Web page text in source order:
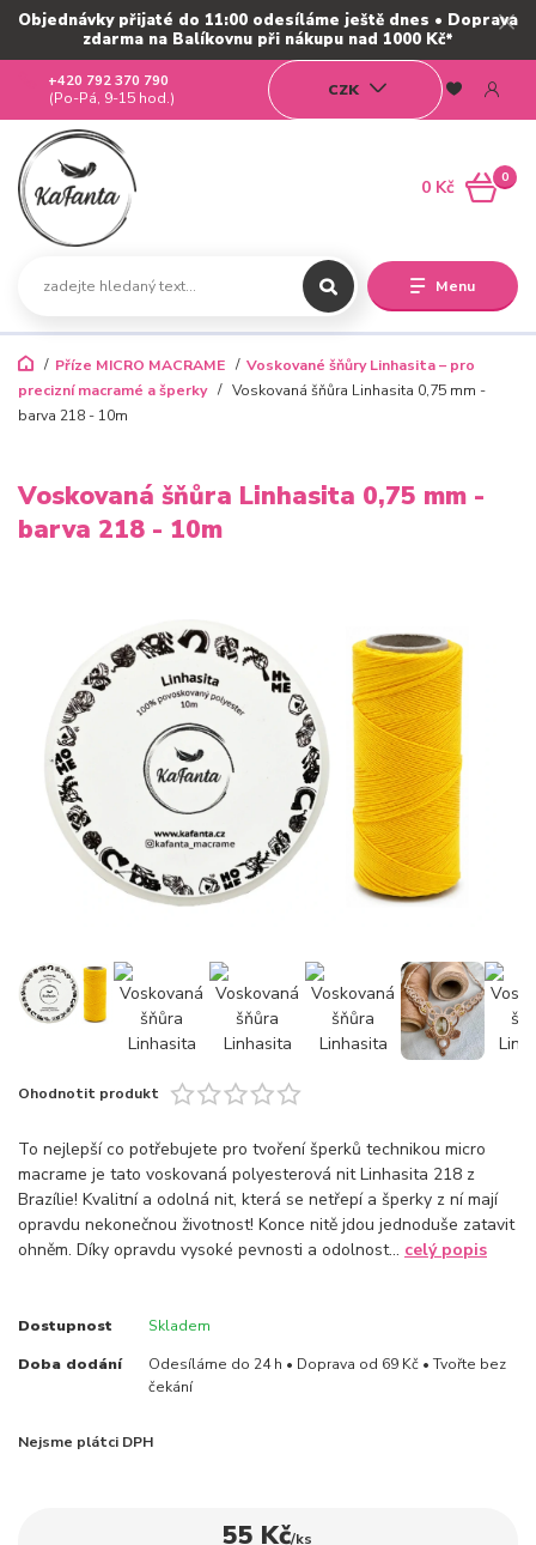
Objednávky přijaté do 11:00 odesíláme ještě dnes • Doprava
zdarma na Balíkovnu při nákupu nad 1000 Kč*
Menu
CZK
+420 792 370 790
(Po-Pá, 9-15 hod.)
0
0 Kč
Příze MICRO MACRAME
Voskované šňůry Linhasita – pro
precizní macramé a šperky
Voskovaná šňůra Linhasita 0,75 mm -
barva 218 - 10m
Voskovaná šňůra Linhasita 0,75 mm -
barva 218 - 10m
Ohodnotit produkt
To nejlepší co potřebujete pro tvoření šperků technikou micro
macrame je tato voskovaná polyesterová nit Linhasita 218 z
Brazílie! Kvalitní a odolná nit, která se netřepí a šperky z ní mají
opravdu nekonečnou životnost! Konce nitě jdou jednoduše zatavit
ohněm. Díky opravdu vysoké pevnosti a odolnost... celý popis
Dostupnost Skladem
Doba dodání
Odesíláme do 24 h • Doprava od 69 Kč • Tvořte bez
čekání
Nejsme plátci DPH
55 Kč/ks